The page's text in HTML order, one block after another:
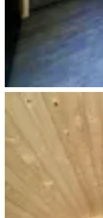
Trekking Pod+